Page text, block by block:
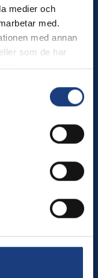
medier och
med.
med annan
som de har
– och erbjuder